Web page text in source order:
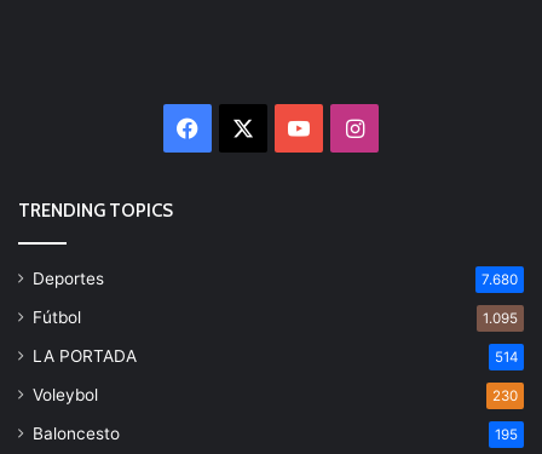
Facebook YouTubeInstagram
TRENDING TOPICS
Deportes 7.680
Fútbol 1.095
LA PORTADA 514
Voleybol 230
Baloncesto 195